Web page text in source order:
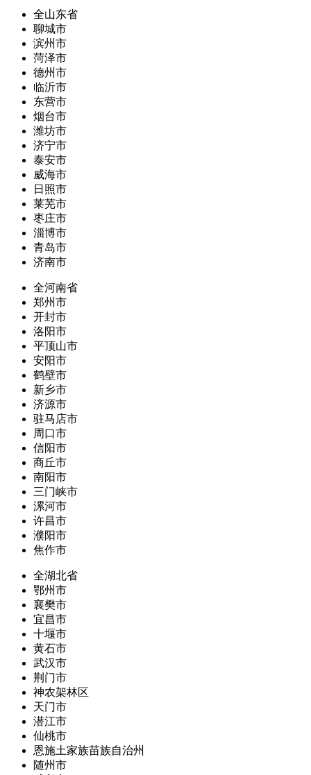
全山东省
聊城市
滨州市
菏泽市
德州市
临沂市
东营市
烟台市
潍坊市
济宁市
泰安市
威海市
日照市
莱芜市
枣庄市
淄博市
青岛市
济南市
全河南省
郑州市
开封市
洛阳市
平顶山市
安阳市
鹤壁市
新乡市
济源市
驻马店市
周口市
信阳市
商丘市
南阳市
三门峡市
漯河市
许昌市
濮阳市
焦作市
全湖北省
鄂州市
襄樊市
宜昌市
十堰市
黄石市
武汉市
荆门市
神农架林区
天门市
潜江市
仙桃市
恩施土家族苗族自治州
随州市